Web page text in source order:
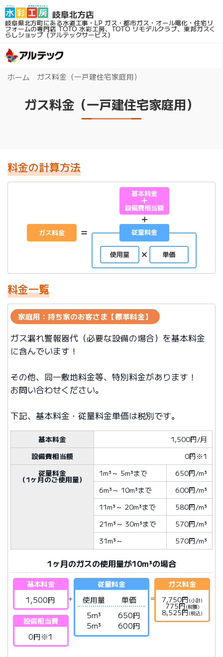
岐阜県北方町にある水道工事・LP ガス・都市ガス・オール電化・住宅リ
フォームの専門店TOTO 水彩工房、TOTO リモデルクラブ、東邦ガスく
らしショップ（アルテックサービス）
ホーム ガス料金（一戸建住宅家庭用）
ガス料金（一戸建住宅家庭用）
料金の計算方法
料金一覧
家庭用：持ち家のお客さま【標準料金】
ガス漏れ警報器代（必要な設備の場合）を基本料金
に含んでいます！
その他、同一敷地料金等、特別料金があります！
お問い合わせください。
下記、基本料金・従量料金単価は税別です。
基本料金
1,500円/月
設備費相当額
0円※1
従量料金
（1ヶ月のご使用量）
1m³ ～ 5m³まで
650円/m³
6m³ ～ 10m³まで
600円/m³
11m³ ～ 20m³まで
580円/m³
21m³ ～ 30m³まで
570円/m³
31m³ ～ 570円/m³
1ヶ月のガスの使用量が10m³の場合
基本料金
1,500円
設備相当費
0円※1
従量料金
使用量
単価
5m³
650円
5m³
600円
ガス料金
7,750円 (小計)
775円 (税額)
8,525円(税込)